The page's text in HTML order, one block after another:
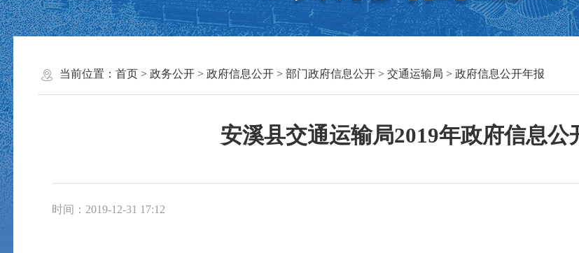
当前位置： 首页> 政务公开> 政府信息公开> 部门政府信息公开> 交通运输局 > 政府信息公开年报
安溪县交通运输局2019年政府信息公
时间：2019-12-31 17:12